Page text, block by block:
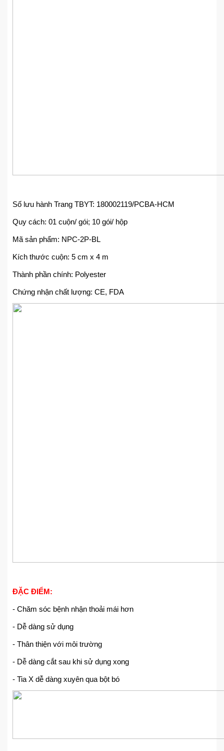
Số lưu hành Trang TBYT: 180002119/PCBA-HCM
Quy cách: 01 cuộn/ gói; 10 gói/ hộp
Mã sản phẩm: NPC-2P-BL
Kích thước cuộn: 5 cm x 4 m
Thành phần chính: Polyester
Chứng nhận chất lượng: CE, FDA
ĐẶC ĐIỂM:
- Chăm sóc bệnh nhận thoải mái hơn
- Dễ dàng sử dụng
- Thân thiện với môi trường
- Dễ dàng cắt sau khi sử dụng xong
- Tia X dễ dàng xuyên qua bột bó